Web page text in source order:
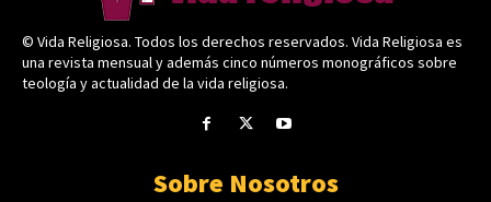
© Vida Religiosa. Todos los derechos reservados. Vida Religiosa es
una revista mensual y además cinco números monográficos sobre
teología y actualidad de la vida religiosa.
Sobre Nosotros